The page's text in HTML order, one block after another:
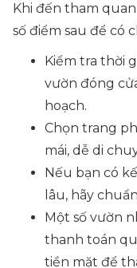
Khi đến tham
số điểm sau để có
Kiểm tra thời
vườn đóng
hoạch.
Chọn trang
mái, dễ di
Nếu bạn có
lâu, hãy
Một số vườn
thanh toán
tiền mặt để